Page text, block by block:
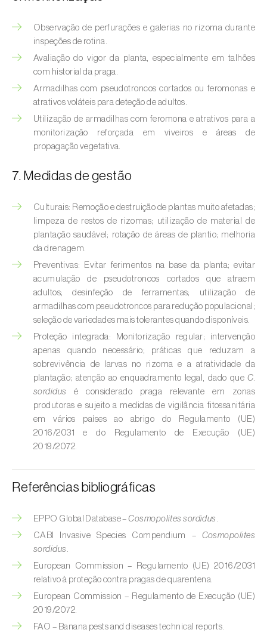
Broca-do-chá (Euwallacea fornicatus, E.
fornicatior, E. perbrevis e E. kuroshio
Broca-do-colmo-da-cana-de-açúcar
Diatraea saccharalis )
Broca-do-milho (Sesamia nonagrioides
Broca-dos-ramos-do-pessegueiro ( Anarsia
lineatella)
Broca-listrada-do-caule-do-arroz (
Broca-pequena-do-tomateiro
Neoleucinodes elegantalis )
Broca-vermelha (
Burgo-da-azinheira (Tortrix viridana)
Cigarrinha-espumadora (Philaenus
spumarius )
Cigarrinhas (Jacobiasca lybica, Scaphoideus
titanus e Empoasca spp.
Cobrilha-da-cortiça (Coroebus undatus)
Cochonilha-algodão-da-vinha ( Planococcus
ficus)
Cochonilha-de-cauda-comprida
Pseudococcus longispinus
Cochonilha-de-Comstock (Pseudococcus
comstocki
Cochonilha-de-São-José (Quadraspidiotus
(= Diaspidiotus) perniciosus)
Observação de perfurações e galerias no rizoma durante
inspeções de rotina.
Avaliação do vigor da planta, especialmente em talhões
com historial da praga.
Armadilhas com pseudotroncos cortados ou feromonas e
atrativos voláteis para deteção de adultos.
Utilização de armadilhas com feromona e atrativos para a
monitorização reforçada em viveiros e áreas de
propagação vegetativa.
7. Medidas de gestão
Culturais: Remoção e destruição de plantas muito afetadas;
limpeza de restos de rizomas; utilização de material de
plantação saudável; rotação de áreas de plantio; melhoria
da drenagem.
Preventivas: Evitar ferimentos na base da planta; evitar
acumulação de pseudotroncos cortados que atraem
adultos; desinfeção de ferramentas; utilização de
armadilhas com pseudotroncos para redução populacional;
seleção de variedades mais tolerantes quando disponíveis.
Proteção integrada: Monitorização regular; intervenção
apenas quando necessário; práticas que reduzam a
sobrevivência de larvas no rizoma e a atratividade da
plantação; atenção ao enquadramento legal, dado queC.
sordidus
é considerado praga relevante em zonas
produtoras e sujeito a medidas de vigilância fitossanitária
em vários países ao abrigo do Regulamento (UE)
2016/2031 e do Regulamento de Execução (UE)
2019/2072.
Referências bibliográficas
EPPO Global Database –Cosmopolites sordidus
CABI Invasive Species Compendium – Cosmopolites
sordidus
European Commission – Regulamento (UE) 2016/2031
relativo à proteção contra pragas de quarentena.
European Commission – Regulamento de Execução (UE)
2019/2072.
FAO – Banana pests and diseases technical reports.